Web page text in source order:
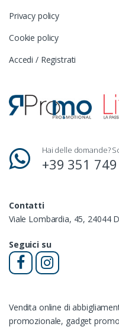
Privacy policy
Cookie policy
Accedi / Registrati
Hai delle domande?
+39 351
Contatti
Viale Lombardia, 45, 24044
Seguici su
Vendita online di
promozionale, gadget